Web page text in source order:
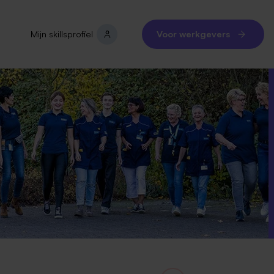
Mijn skillsprofiel Voor werkgevers